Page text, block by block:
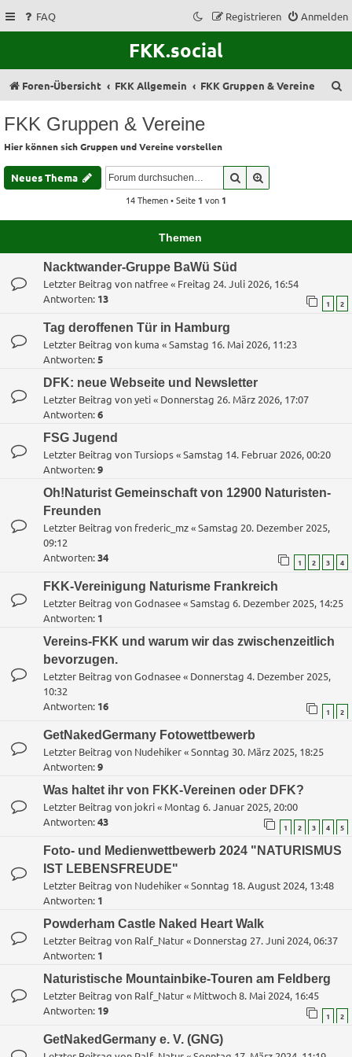
FAQ Anmelden
Registrieren
FKK.social
Foren-Übersicht FKK Allgemein FKK Gruppen & Vereine
FKK Gruppen & Vereine
Hier können sich Gruppen und Vereine vorstellen
Neues Thema Suche
14 Themen • Seite 1 von 1
Themen
Nacktwander-Gruppe BaWü Süd
Letzter Beitrag von natfree« Freitag 24. Juli 2026, 16:54
Antworten: 13 1 2
Tag deroffenen Tür in Hamburg
Letzter Beitrag von kuma «Samstag 16. Mai 2026, 11:23
Antworten:5
DFK: neue Webseite und Newsletter
Letzter Beitrag vonyeti« Donnerstag 26. März 2026, 17:07
Antworten:6
FSG Jugend
Letzter Beitrag vonTursiops«Samstag 14. Februar 2026, 00:20
Antworten:9
Oh!Naturist Gemeinschaft von 12900 Naturisten-
Freunden
Letzter Beitrag von frederic_mz«Samstag 20. Dezember 2025,
09:12
Antworten:34 1 2 3 4
FKK-Vereinigung Naturisme Frankreich
Letzter Beitrag vonGodnasee«Samstag 6. Dezember 2025, 14:25
Antworten: 1
Vereins-FKK und warum wir das zwischenzeitlich
bevorzugen.
Letzter Beitrag vonGodnasee« Donnerstag 4. Dezember 2025,
10:32
Antworten: 16 1 2
GetNakedGermany Fotowettbewerb
Letzter Beitrag von Nudehiker«Sonntag 30. März 2025, 18:25
Antworten:9
Was haltet ihr von FKK-Vereinen oder DFK?
Letzter Beitrag von jokri« Montag 6. Januar 2025, 20:00
Antworten:43 1 2 3 4 5
Foto- und Medienwettbewerb 2024 "NATURISMUS
IST LEBENSFREUDE"
Letzter Beitrag von Nudehiker«Sonntag 18. August 2024, 13:48
Antworten: 1
Powderham Castle Naked Heart Walk
Letzter Beitrag von Ralf_Natur« Donnerstag 27. Juni 2024, 06:37
Antworten: 1
Naturistische Mountainbike-Touren am Feldberg
Letzter Beitrag von Ralf_Natur« Mittwoch 8. Mai 2024, 16:45
Antworten: 19 1 2
GetNakedGermany e. V. (GNG)